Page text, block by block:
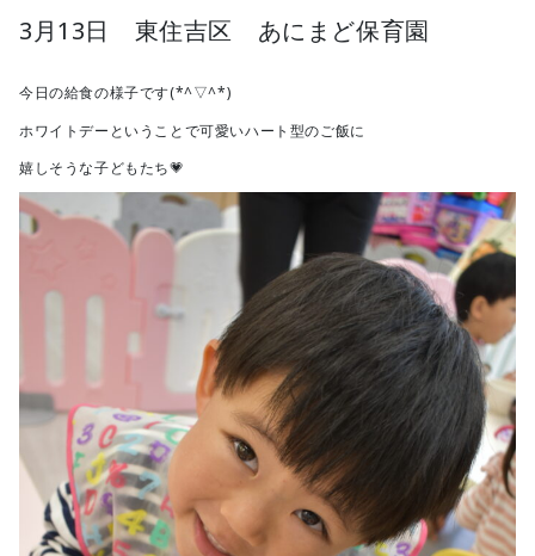
3月13日 東住吉区 あにまど保育園
今日の給食の様子です(*^▽^*)
ホワイトデーということで可愛いハート型のご飯に
嬉しそうな子どもたち💗